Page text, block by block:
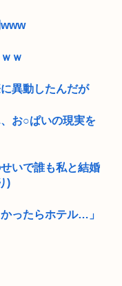
ｗ
異動したんだが
お○ぱいの現実を
いで誰も私と結婚
)
ったらホテル…」